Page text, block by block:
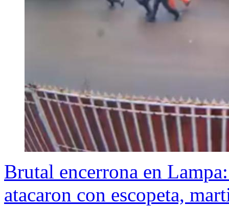
Brutal encerrona en
atacaron con escopeta,